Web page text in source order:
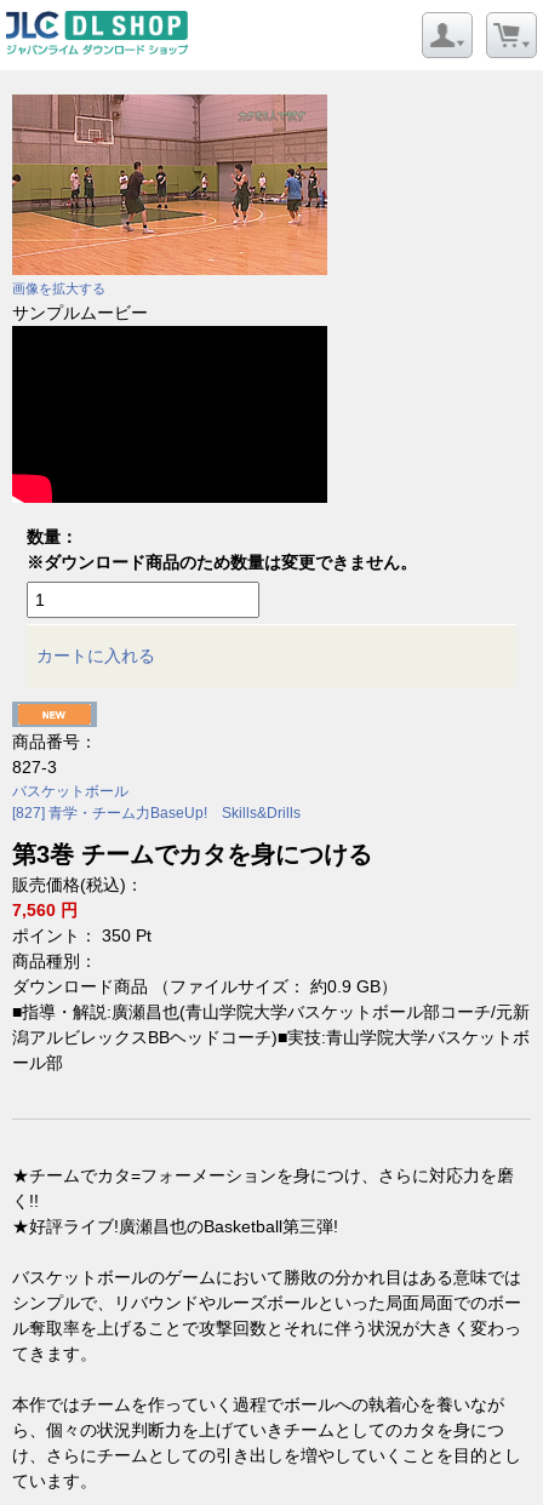
画像を拡大する
サンプルムービー
数量：
※ダウンロード商品のため数量は変更できません。
カートに入れる
商品番号：
827-3
バスケットボール
[827] 青学・チーム力BaseUp! Skills&Drills
第3巻 チームでカタを身につける
販売価格(税込)：
7,560 円
ポイント： 350 Pt
商品種別：
ダウンロード商品 （ファイルサイズ： 約0.9 GB）
■指導・解説:廣瀬昌也(青山学院大学バスケットボール部コーチ/元新
潟アルビレックスBBヘッドコーチ)■実技:青山学院大学バスケットボ
ール部
★チームでカタ=フォーメーションを身につけ、さらに対応力を磨
く!!
★好評ライブ!廣瀬昌也のBasketball第三弾!
バスケットボールのゲームにおいて勝敗の分かれ目はある意味では
シンプルで、リバウンドやルーズボールといった局面局面でのボー
ル奪取率を上げることで攻撃回数とそれに伴う状況が大きく変わっ
てきます。
本作ではチームを作っていく過程でボールへの執着心を養いなが
ら、個々の状況判断力を上げていきチームとしてのカタを身につ
け、さらにチームとしての引き出しを増やしていくことを目的とし
ています。